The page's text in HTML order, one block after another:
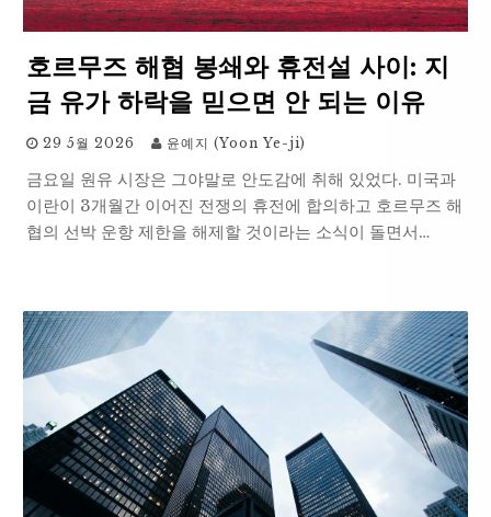
호르무즈 해협 봉쇄와 휴전설 사이: 지
금 유가 하락을 믿으면 안 되는 이유
29 5월 2026 윤예지 (Yoon Ye-ji)
금요일 원유 시장은 그야말로 안도감에 취해 있었다. 미국과
이란이 3개월간 이어진 전쟁의 휴전에 합의하고 호르무즈 해
협의 선박 운항 제한을 해제할 것이라는 소식이 돌면서…